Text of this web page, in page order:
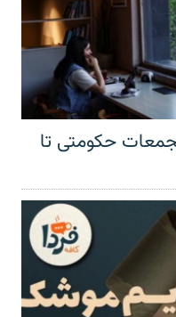
حکومتی تا